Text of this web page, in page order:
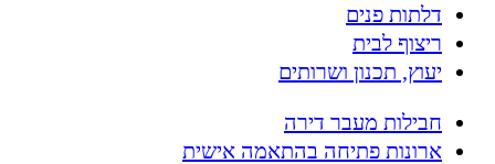
דלתות פנים
ריצוף לבית
יעוץ, תכנון ושרותים
חבילות מעבר דירה
ארונות פתיחה בהתאמה אישית